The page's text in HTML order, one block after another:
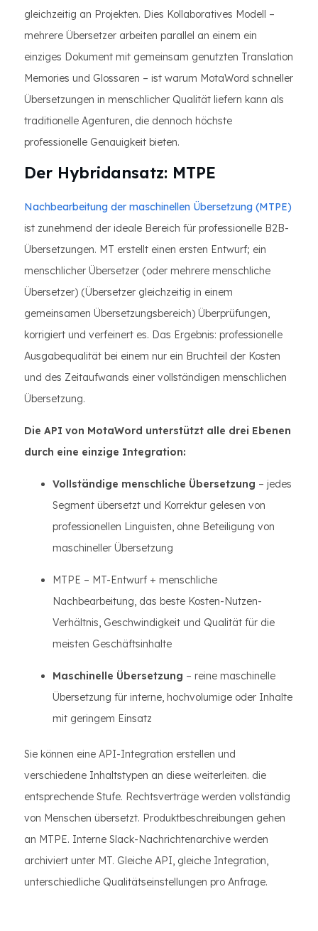
gleichzeitig an Projekten. Dies Kollaboratives Modell –
mehrere Übersetzer arbeiten parallel an einem ein
einziges Dokument mit gemeinsam genutzten Translation
Memories und Glossaren – ist warum MotaWord schneller
Übersetzungen in menschlicher Qualität liefern kann als
traditionelle Agenturen, die dennoch höchste
professionelle Genauigkeit bieten.
Der Hybridansatz: MTPE
Nachbearbeitung der maschinellen Übersetzung (MTPE)
ist zunehmend der ideale Bereich für professionelle B2B-
Übersetzungen. MT erstellt einen ersten Entwurf; ein
menschlicher Übersetzer (oder mehrere menschliche
Übersetzer) (Übersetzer gleichzeitig in einem
gemeinsamen Übersetzungsbereich) Überprüfungen,
korrigiert und verfeinert es. Das Ergebnis: professionelle
Ausgabequalität bei einem nur ein Bruchteil der Kosten
und des Zeitaufwands einer vollständigen menschlichen
Übersetzung.
Die API von MotaWord unterstützt alle drei Ebenen
durch eine einzige Integration:
Vollständige menschliche Übersetzung – jedes
Segment übersetzt und Korrektur gelesen von
professionellen Linguisten, ohne Beteiligung von
maschineller Übersetzung
MTPE – MT-Entwurf + menschliche
Nachbearbeitung, das beste Kosten-Nutzen-
Verhältnis, Geschwindigkeit und Qualität für die
meisten Geschäftsinhalte
Maschinelle Übersetzung – reine maschinelle
Übersetzung für interne, hochvolumige oder Inhalte
mit geringem Einsatz
Sie können eine API-Integration erstellen und
verschiedene Inhaltstypen an diese weiterleiten. die
entsprechende Stufe. Rechtsverträge werden vollständig
von Menschen übersetzt. Produktbeschreibungen gehen
an MTPE. Interne Slack-Nachrichtenarchive werden
archiviert unter MT. Gleiche API, gleiche Integration,
unterschiedliche Qualitätseinstellungen pro Anfrage.